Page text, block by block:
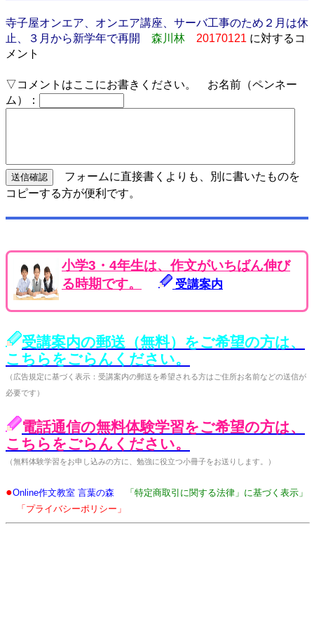
寺子屋オンエア、オンエア講座、サーバ工事のため２月は休
止、３月から新学年で再開
森川林 20170121 に対するコ
メント
▽コメントはここにお書きください。 お名前（ペンネー
ム）：
フォームに直接書くよりも、別に書いたものを
コピーする方が便利です。
小学3・4年生は、作文がいちばん伸び
る時期です。
受講案内
受講案内の郵送（無料）をご希望の方は、
こちらをごらんください。
（広告規定に基づく表示：受講案内の郵送を希望される方はご住所お名前などの送信が
必要です）
電話通信の無料体験学習をご希望の方は、
こちらをごらんください。
（無料体験学習をお申し込みの方に、勉強に役立つ小冊子をお送りします。）
●Online作文教室 言葉の森
「特定商取引に関する法律」に基づく表示」
「プライバシーポリシー」